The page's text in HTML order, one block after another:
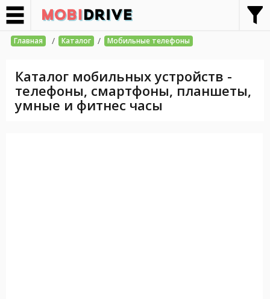
Главная / Каталог / Мобильные телефоны
Каталог мобильных устройств -
телефоны, смартфоны, планшеты,
умные и фитнес часы